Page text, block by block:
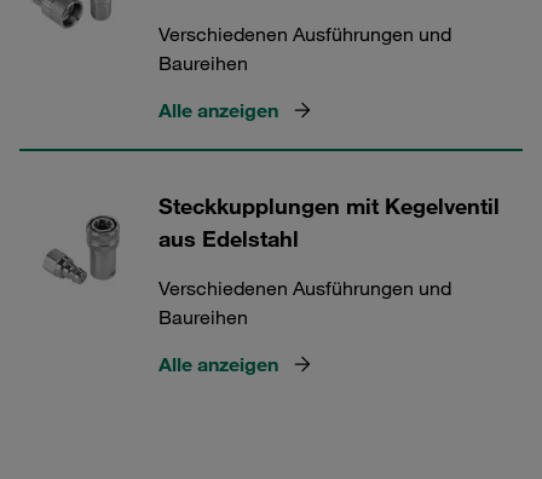
Verschiedenen Ausführungen und
Baureihen
Alle anzeigen
Steckkupplungen mit Kegelventil
aus Edelstahl
Verschiedenen Ausführungen und
Baureihen
Alle anzeigen